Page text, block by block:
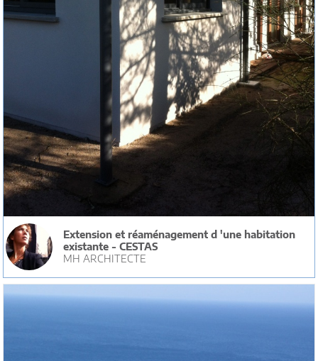
Extension et réaménagement d 'une habitation
existante - CESTAS
MH ARCHITECTE